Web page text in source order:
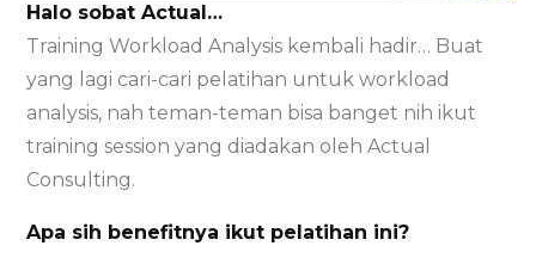
Halo sobat Actual…
Training Workload Analysis kembali hadir… Buat
yang lagi cari-cari pelatihan untuk workload
analysis, nah teman-teman bisa banget nih ikut
training session yang diadakan oleh Actual
Consulting.
Apa sih benefitnya ikut pelatihan ini?